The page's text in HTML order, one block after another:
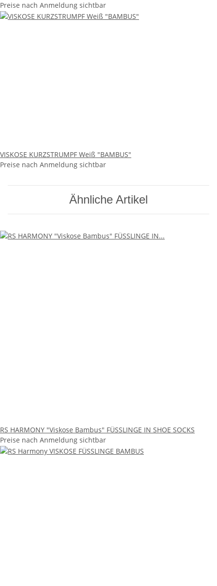
Preise nach Anmeldung sichtbar
VISKOSE KURZSTRUMPF Weiß "BAMBUS"
Preise nach Anmeldung sichtbar
Ähnliche Artikel
RS HARMONY "Viskose Bambus" FÜSSLINGE IN SHOE SOCKS
Preise nach Anmeldung sichtbar